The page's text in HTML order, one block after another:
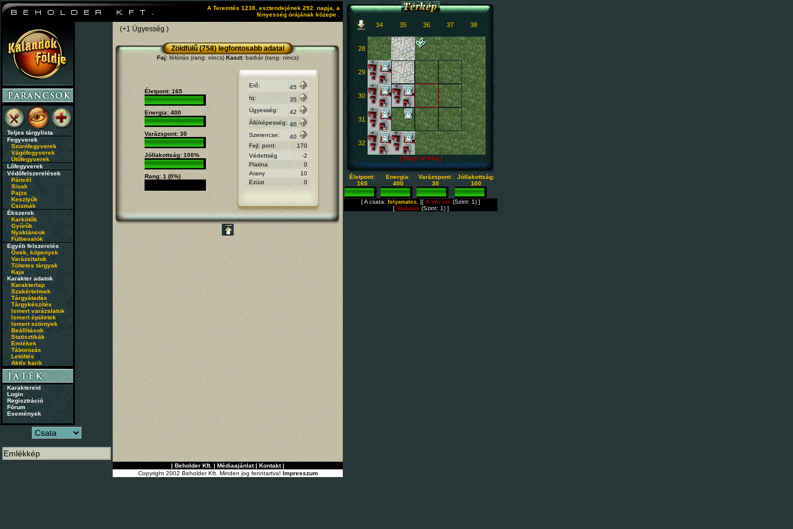
A Teremtés 1238. esztendejének 292. napja, a
fényesség órájának közepe .
Teljes tárgylista
Fegyverek
Szúrófegyverek
Vágófegyverek
Ütőfegyverek
Lőfegyverek
Védőfelszerelések
Páncél
Sisak
Pajzs
Kesztyűk
Csizmák
Ékszerek
Karkötők
Gyűrűk
Nyakláncok
Fülbevalók
Egyéb felszerelés
Övek, köpenyek
Varázsitalok
Töltetes tárgyak
Kaja
Karakter adatok
Karakterlap
Szakértelmek
Tárgyátadás
Tárgykészítés
Ismert varázslatok
Ismert épületek
Ismert szörnyek
Beállítások
Statisztikák
Emlékek
Táborozás
Letöltés
Aktív karik
Karaktereid
Login
Regisztráció
Fórum
Események
(+1 Ügyesség )
Zöldfülű (758) legfontosabb adatai
Faj: félóriás (rang: nincs) Kaszt: barbár (rang: nincs)
Életpont: 165
Energia: 400
Varázspont: 30
Jóllakottság: 100%
Rang: 1 (0%)
Erő:
45
Iq:
35
Ügyesség:
42
Állóképesség: 40
Szerencse:
40
Fejl. pont:
170
Védettség
-2
Platina
0
Arany
10
Ezüst
0
| Beholder Kft. | Médiaajánlat| Kontakt|
Copyright 2002 Beholder Kft. Minden jog fenntartva! Impresszum
34 35 36 37 38
28
29
30
31
32
[ Nagy térkép ]
Életpont:
165
Energia:
400
Varázspont:
30
Jóllakottság:
100
[ A csata: folyamatos. ][ A vér íze (Szint: 1) ]
[ Vadulás (Szint: 1) ]